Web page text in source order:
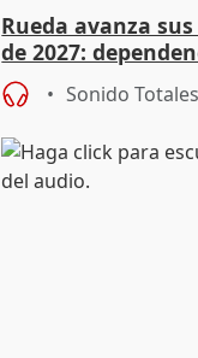
Rueda avanza
de 2027:
rebaja fiscal más
Sonido Totales